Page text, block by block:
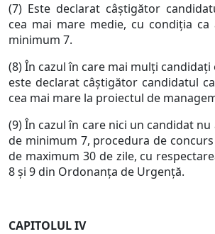
(7) Este declarat câştigător
cea mai mare medie, cu condiţia ca
minimum 7.
(8) În cazul în care mai mulţi
este declarat câştigător candidatul
cea mai mare la proiectul de
(9) În cazul în care nici un candidat
de minimum 7, procedura de
de maximum 30 de zile, cu
8 şi 9 din Ordonanţa de Urgenţă.
CAPITOLUL IV